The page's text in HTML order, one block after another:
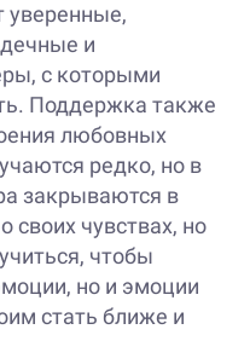
уверенные,
и
с которыми
Поддержка также
любовных
редко, но в
закрываются в
своих чувствах, но
чтобы
но и эмоции
стать ближе и